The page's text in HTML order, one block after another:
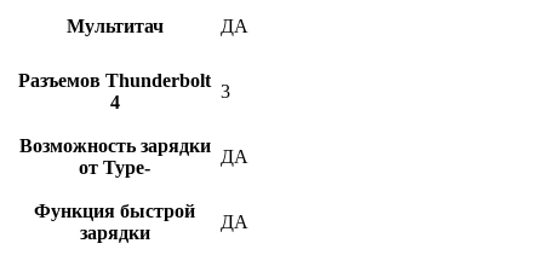
Мультитач ДА
Разъемов Thunderbolt
4
3
Возможность зарядки
от Type-
ДА
Функция быстрой
зарядки
ДА